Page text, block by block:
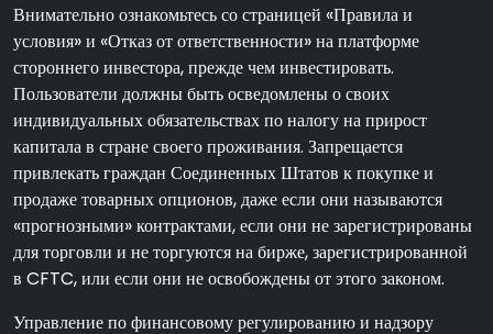
Внимательно ознакомьтесь со страницей «Правила и
условия» и «Отказ от ответственности» на платформе
стороннего инвестора, прежде чем инвестировать.
Пользователи должны быть осведомлены о своих
индивидуальных обязательствах по налогу на прирост
капитала в стране своего проживания. Запрещается
привлекать граждан Соединенных Штатов к покупке и
продаже товарных опционов, даже если они называются
«прогнозными» контрактами, если они не зарегистрированы
для торговли и не торгуются на бирже, зарегистрированной
в CFTC, или если они не освобождены от этого законом.
Управление по финансовому регулированию и надзору